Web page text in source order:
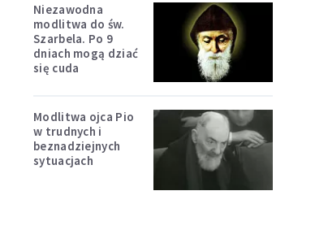
Niezawodna
modlitwa do św.
Szarbela. Po 9
dniach mogą dziać
się cuda
Modlitwa ojca Pio
w trudnych i
beznadziejnych
sytuacjach